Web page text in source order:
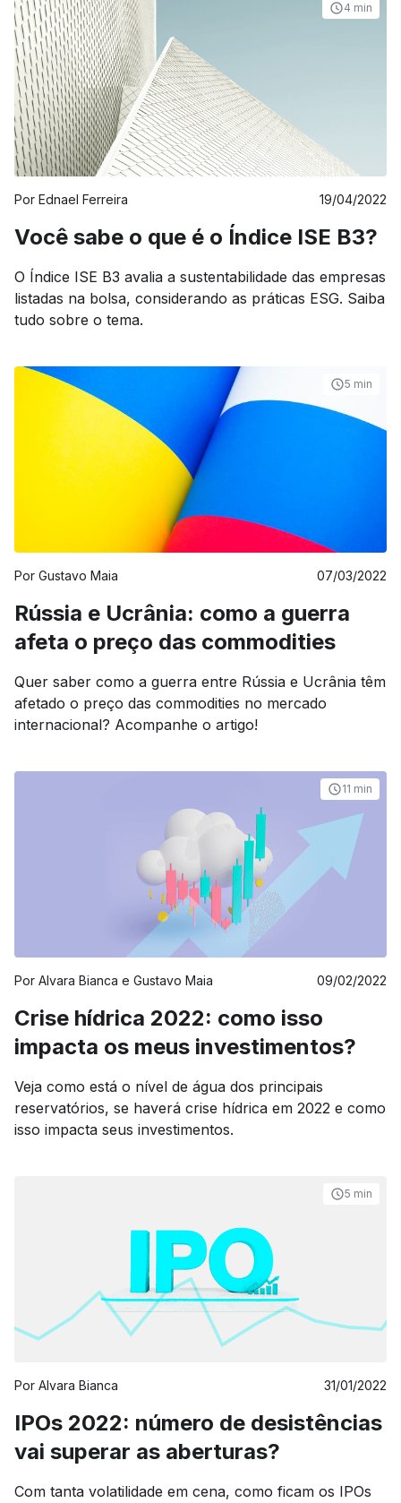
4 min
Por Ednael Ferreira 19/04/2022
Você sabe o que é o Índice ISE B3?
O Índice ISE B3 avalia a sustentabilidade das empresas
listadas na bolsa, considerando as práticas ESG. Saiba
tudo sobre o tema.
5 min
Por Gustavo Maia 07/03/2022
Rússia e Ucrânia: como a guerra
afeta o preço das commodities
Quer saber como a guerra entre Rússia e Ucrânia têm
afetado o preço das commodities no mercado
internacional? Acompanhe o artigo!
11 min
Por Alvara Bianca e Gustavo Maia 09/02/2022
Crise hídrica 2022: como isso
impacta os meus investimentos?
Veja como está o nível de água dos principais
reservatórios, se haverá crise hídrica em 2022 e como
isso impacta seus investimentos.
5 min
Por Alvara Bianca 31/01/2022
IPOs 2022: número de desistências
vai superar as aberturas?
Com tanta volatilidade em cena, como ficam os IPOs